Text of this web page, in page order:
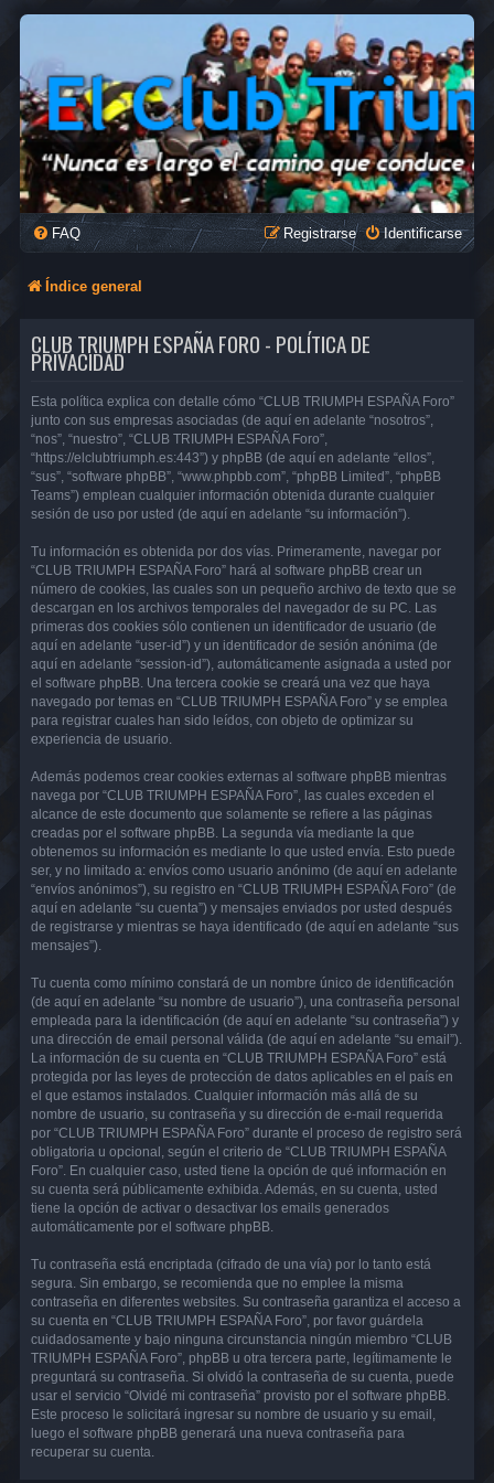
FAQ Identificarse
Registrarse
Índice general
CLUB TRIUMPH ESPAÑA FORO - POLÍTICA DE
PRIVACIDAD
Esta política explica con detalle cómo “CLUB TRIUMPH ESPAÑA Foro”
junto con sus empresas asociadas (de aquí en adelante “nosotros”,
“nos”, “nuestro”, “CLUB TRIUMPH ESPAÑA Foro”,
“https://elclubtriumph.es:443”) y phpBB (de aquí en adelante “ellos”,
“sus”, “software phpBB”, “www.phpbb.com”, “phpBB Limited”, “phpBB
Teams”) emplean cualquier información obtenida durante cualquier
sesión de uso por usted (de aquí en adelante “su información”).
Tu información es obtenida por dos vías. Primeramente, navegar por
“CLUB TRIUMPH ESPAÑA Foro” hará al software phpBB crear un
número de cookies, las cuales son un pequeño archivo de texto que se
descargan en los archivos temporales del navegador de su PC. Las
primeras dos cookies sólo contienen un identificador de usuario (de
aquí en adelante “user-id”) y un identificador de sesión anónima (de
aquí en adelante “session-id”), automáticamente asignada a usted por
el software phpBB. Una tercera cookie se creará una vez que haya
navegado por temas en “CLUB TRIUMPH ESPAÑA Foro” y se emplea
para registrar cuales han sido leídos, con objeto de optimizar su
experiencia de usuario.
Además podemos crear cookies externas al software phpBB mientras
navega por “CLUB TRIUMPH ESPAÑA Foro”, las cuales exceden el
alcance de este documento que solamente se refiere a las páginas
creadas por el software phpBB. La segunda vía mediante la que
obtenemos su información es mediante lo que usted envía. Esto puede
ser, y no limitado a: envíos como usuario anónimo (de aquí en adelante
“envíos anónimos”), su registro en “CLUB TRIUMPH ESPAÑA Foro” (de
aquí en adelante “su cuenta”) y mensajes enviados por usted después
de registrarse y mientras se haya identificado (de aquí en adelante “sus
mensajes”).
Tu cuenta como mínimo constará de un nombre único de identificación
(de aquí en adelante “su nombre de usuario”), una contraseña personal
empleada para la identificación (de aquí en adelante “su contraseña”) y
una dirección de email personal válida (de aquí en adelante “su email”).
La información de su cuenta en “CLUB TRIUMPH ESPAÑA Foro” está
protegida por las leyes de protección de datos aplicables en el país en
el que estamos instalados. Cualquier información más allá de su
nombre de usuario, su contraseña y su dirección de e-mail requerida
por “CLUB TRIUMPH ESPAÑA Foro” durante el proceso de registro será
obligatoria u opcional, según el criterio de “CLUB TRIUMPH ESPAÑA
Foro”. En cualquier caso, usted tiene la opción de qué información en
su cuenta será públicamente exhibida. Además, en su cuenta, usted
tiene la opción de activar o desactivar los emails generados
automáticamente por el software phpBB.
Tu contraseña está encriptada (cifrado de una vía) por lo tanto está
segura. Sin embargo, se recomienda que no emplee la misma
contraseña en diferentes websites. Su contraseña garantiza el acceso a
su cuenta en “CLUB TRIUMPH ESPAÑA Foro”, por favor guárdela
cuidadosamente y bajo ninguna circunstancia ningún miembro “CLUB
TRIUMPH ESPAÑA Foro”, phpBB u otra tercera parte, legítimamente le
preguntará su contraseña. Si olvidó la contraseña de su cuenta, puede
usar el servicio “Olvidé mi contraseña” provisto por el software phpBB.
Este proceso le solicitará ingresar su nombre de usuario y su email,
luego el software phpBB generará una nueva contraseña para
recuperar su cuenta.